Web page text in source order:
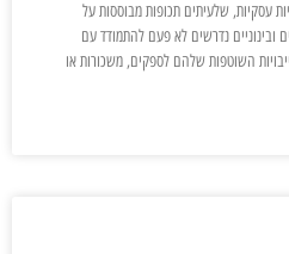
עסקיות, שלעיתים תכופות מבוססות על
ובינוניים נדרשים לא פעם להתמודד עם
השוטפות שלהם לספקים, משכורות או